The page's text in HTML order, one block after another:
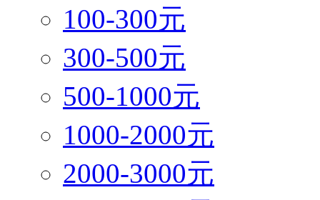
100-300元
300-500元
500-1000元
1000-2000元
2000-3000元